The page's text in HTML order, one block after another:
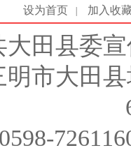
设为首页 加入收
大田县委
市大田